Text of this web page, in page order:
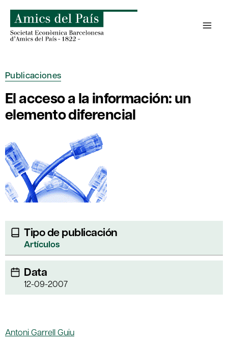
contenido
Publicaciones
El acceso a la información: un
elemento diferencial
Tipo de publicación
Artículos
Data
12-09-2007
Antoni Garrell Guiu